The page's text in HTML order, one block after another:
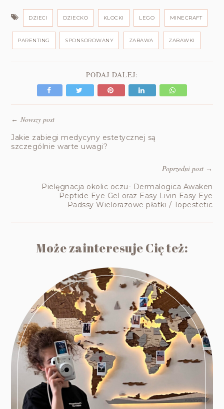
DZIECI DZIECKO KLOCKI LEGO MINECRAFT
PARENTING SPONSOROWANY ZABAWA ZABAWKI
PODAJ DALEJ:
←Nowszy post
Jakie zabiegi medycyny estetycznej są
szczególnie warte uwagi?
Poprzedni post→
Pielęgnacja okolic oczu- Dermalogica Awaken
Peptide Eye Gel oraz Easy Livin Easy Eye
Padssy Wielorazowe płatki / Topestetic
Może zainteresuje Cię też: